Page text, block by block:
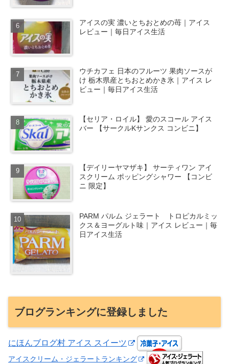
アイスの実 濃いとちおとめの苺｜アイス
レビュー｜毎日アイス生活
ウチカフェ 日本のフルーツ 果肉ソースが
け 栃木県産とちおとめかき氷｜アイス レ
ビュー｜毎日アイス生活
【セリア・ロイル】 愛のスコール アイス
バー 【サークルKサンクス コンビニ】
【デイリーヤマザキ】 サーティワン アイ
スクリーム ポッピングシャワー 【コンビ
ニ 限定】
PARM パルム ジェラート トロピカルミッ
クス＆ヨーグルト味｜アイス レビュー｜毎
日アイス生活
ブログランキングに登録しました
にほんブログ村 アイス スイーツ
アイスクリーム・ジェラートランキング